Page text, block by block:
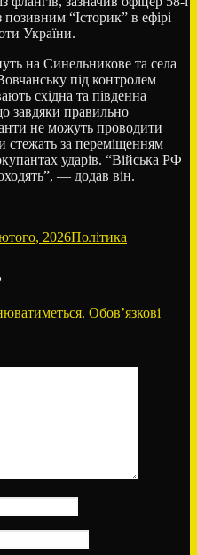
позивним “Історик” в ефірі
України.
на Синельникове та села
під контролем
східна та південна
завдяки правильно
не можуть проводити
за переміщенням
ударів. “Війська РФ
— додав він.
2026Політика
Обов’язкові